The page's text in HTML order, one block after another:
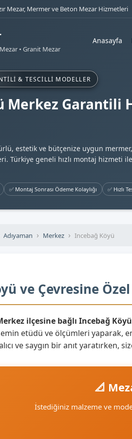
Mezar, Mermer ve Beton Mezar Hizmetleri
• Granit Mezar
Anasayfa
& TESCILLI MODELLER
Merkez Garantili
estetik ve bütçenize uygun
Türkiye geneli hızlı montaj hizmeti ile
✅ Montaj Sonrası Ödeme Kolaylığı ✅ Hızlı
Adıyaman Merkez Incebağ Köyü
ve Çevresine
ilçesine bağlı Incebağ
etüdü ve ölçümleri yaparak,
ve saygın bir anıt yaratırken,
📐
İstediğiniz malzeme ve